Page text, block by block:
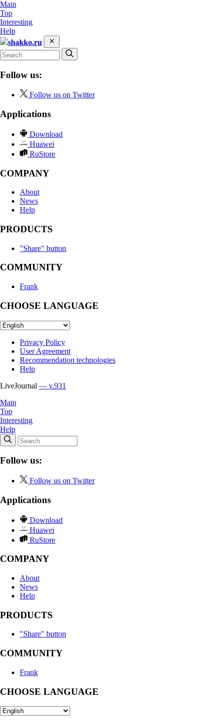
Main
Top
Interesting
Help
shakko.ru
Follow us:
Follow us on Twitter
Applications
Download
Huawei
RuStore
COMPANY
About
News
Help
PRODUCTS
"Share" button
COMMUNITY
Frank
CHOOSE LANGUAGE
Privacy Policy
User Agreement
Recommendation technologies
Help
LiveJournal — v.931
Main
Top
Interesting
Help
Follow us:
Follow us on Twitter
Applications
Download
Huawei
RuStore
COMPANY
About
News
Help
PRODUCTS
"Share" button
COMMUNITY
Frank
CHOOSE LANGUAGE